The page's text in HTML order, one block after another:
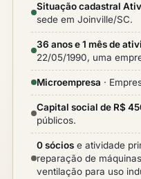
Situação cadastral
sede em Joinville/SC.
36 anos e 1 mês de
22/05/1990, uma
Microempresa ·
Capital social de R$
públicos.
0 sócios e atividade
reparação de
ventilação para uso